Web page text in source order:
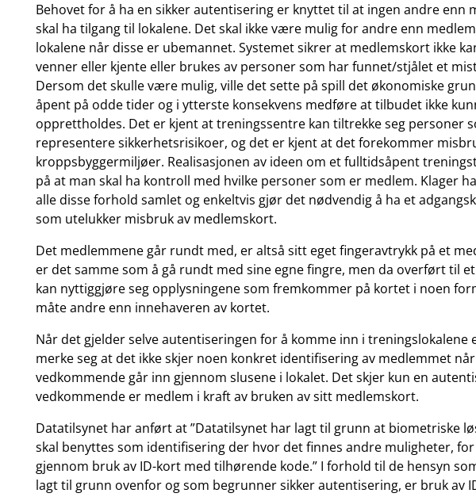
Behovet for å ha en sikker autentisering er knyttet til at ingen andre enn
skal ha tilgang til lokalene. Det skal ikke være mulig for andre enn
lokalene når disse er ubemannet. Systemet sikrer at medlemskort ikke
venner eller kjente eller brukes av personer som har funnet/stjålet et
Dersom det skulle være mulig, ville det sette på spill det økonomiske
åpent på odde tider og i ytterste konsekvens medføre at tilbudet ikke
opprettholdes. Det er kjent at treningssentre kan tiltrekke seg personer
representere sikkerhetsrisikoer, og det er kjent at det forekommer
kroppsbyggermiljøer. Realisasjonen av ideen om et fulltidsåpent
på at man skal ha kontroll med hvilke personer som er medlem. Klager
alle disse forhold samlet og enkeltvis gjør det nødvendig å ha et
som utelukker misbruk av medlemskort.
Det medlemmene går rundt med, er altså sitt eget fingeravtrykk på et
er det samme som å gå rundt med sine egne fingre, men da overført til
kan nyttiggjøre seg opplysningene som fremkommer på kortet i noen
måte andre enn innehaveren av kortet.
Når det gjelder selve autentiseringen for å komme inn i treningslokalene
merke seg at det ikke skjer noen konkret identifisering av medlemmet når
vedkommende går inn gjennom slusene i lokalet. Det skjer kun en
vedkommende er medlem i kraft av bruken av sitt medlemskort.
Datatilsynet har anført at ”Datatilsynet har lagt til grunn at biometriske
skal benyttes som identifisering der hvor det finnes andre muligheter, for
gjennom bruk av ID-kort med tilhørende kode.” I forhold til de hensyn
lagt til grunn ovenfor og som begrunner sikker autentisering, er bruk av